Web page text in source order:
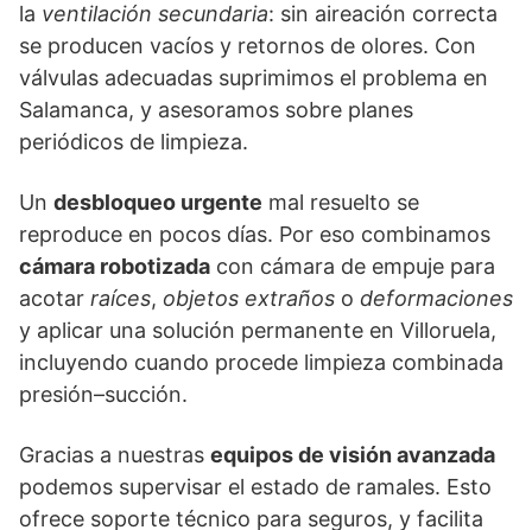
la ventilación secundaria: sin aireación correcta
se producen vacíos y retornos de olores. Con
válvulas adecuadas suprimimos el problema en
Salamanca, y asesoramos sobre planes
periódicos de limpieza.
Un desbloqueo urgente mal resuelto se
reproduce en pocos días. Por eso combinamos
cámara robotizada con cámara de empuje para
acotar raíces, objetos extraños o deformaciones
y aplicar una solución permanente en Villoruela,
incluyendo cuando procede limpieza combinada
presión–succión.
Gracias a nuestras equipos de visión avanzada
podemos supervisar el estado de ramales. Esto
ofrece soporte técnico para seguros, y facilita